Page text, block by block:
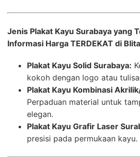
Jenis Plakat Kayu Surabaya yang
Informasi Harga TERDEKAT di
Plakat Kayu Solid Surabaya:
kokoh dengan logo atau
Plakat Kayu Kombinasi
Perpaduan material untuk
elegan.
Plakat Kayu Grafir Laser
presisi pada permukaan kayu.